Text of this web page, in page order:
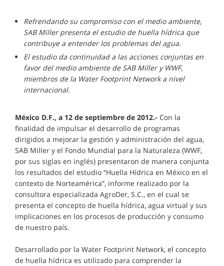
Refrendando su compromiso con el medio ambiente,
SAB Miller presenta el estudio de huella hídrica que
contribuye a entender los problemas del agua.
El estudio da continuidad a las acciones conjuntas en
favor del medio ambiente de SAB Miller y WWF,
miembros de la Water Footprint Network a nivel
internacional.
México D.F., a 12 de septiembre de 2012.- Con la
finalidad de impulsar el desarrollo de programas
dirigidos a mejorar la gestión y administración del agua,
SAB Miller y el Fondo Mundial para la Naturaleza (WWF,
por sus siglas en inglés) presentaron de manera conjunta
los resultados del estudio “Huella Hídrica en México en el
contexto de Norteamérica”, informe realizado por la
consultora especializada AgroDer, S.C., en el cual se
presenta el concepto de huella hídrica, agua virtual y sus
implicaciones en los procesos de producción y consumo
de nuestro país.
Desarrollado por la Water Footprint Network, el concepto
de huella hídrica es utilizado para comprender la